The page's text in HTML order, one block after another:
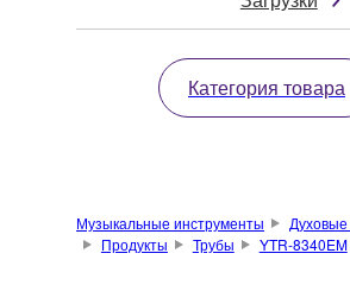
Категория товара
Музыкальные инструменты
Продукты
Трубы YTR-8340EM